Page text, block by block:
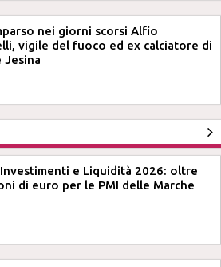
nei giorni scorsi Alfio
vigile del fuoco ed ex calciatore di
Jesina
e Liquidità 2026: oltre
di euro per le PMI delle Marche